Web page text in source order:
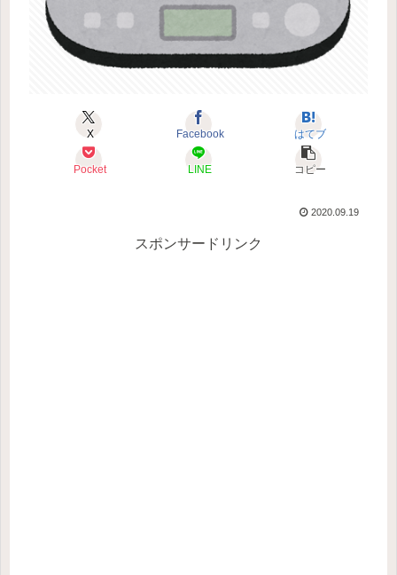
X Facebook はてブ
Pocket LINE コピー
2020.09.19
スポンサードリンク